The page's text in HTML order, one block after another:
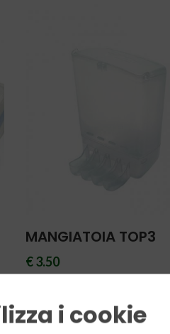
MANGIATOIA TOP3
€ 3.50
i cookie